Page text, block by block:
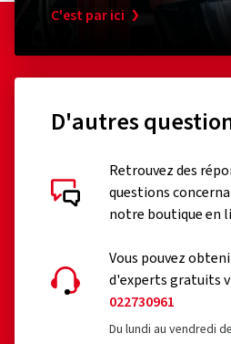
C'est par ici
D'autres
Retrouvez des
questions
notre boutique en
Vous pouvez
d'experts gratuits
022730961
Du lundi au vendredi